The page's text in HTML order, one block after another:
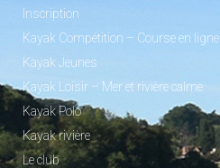
Inscription
Kayak Compétition – Course en ligne
Kayak Jeunes
Kayak Loisir – Mer et rivière calme
Kayak Polo
Kayak rivière
Le club